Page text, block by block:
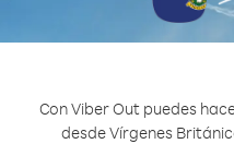
Con Viber Out puedes
desde Vírgenes